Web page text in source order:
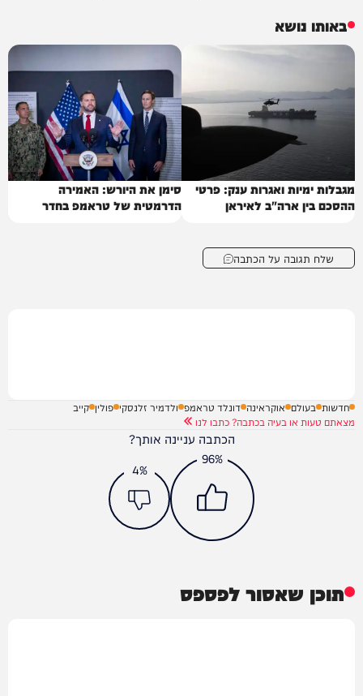
באותו נושא
מגבלות ימיות ואגרות ענק: פרטי
ההסכם בין ארה"ב לאיראן
סימן את היורש: האמירה
הדרמטית של טראמפ בחדר
שלח תגובה על הכתבה
חדשות בעולם אוקראינה דונלד טראמפ ולדמיר זלנסקי פולין קייב
מצאתם טעות או בעיה בכתבה? כתבו לנו
הכתבה עניינה אותך?
96%
4%
תוכן שאסור לפספס